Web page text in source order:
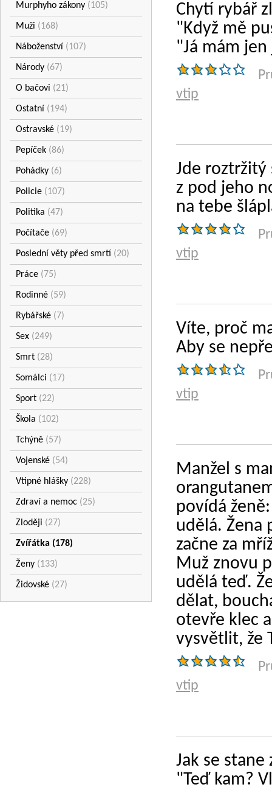
Murphyho zákony (105)
Muži (168)
Náboženství (107)
Národy (67)
O bačovi (21)
Ostatní (194)
Ostravské (19)
Pepíček (86)
Pohádky (6)
Policie (107)
Politika (47)
Počítače (69)
Poslední věty před smrtí (20)
Práce (75)
Rodinné (59)
Rybářské (7)
Sex (249)
Smrt (28)
Somálci (17)
Sport (22)
Škola (102)
Tchýně (57)
Vojenské (54)
Vtipné hlášky (228)
Zdraví a nemoc (25)
Zloději (27)
Zvířátka (178)
Ženy (133)
Židovské (27)
Chytí rybář
"Když mě
"Já mám
vtip
Jde roztržitý
z pod jeho
na tebe
vtip
Víte, proč
Aby se
vtip
Manžel s
povídá
udělá. Žena
začne za
Muž znovu
udělá teď.
dělat,
otevře klec
vysvětlit, že
vtip
Jak se
"Teď kam?